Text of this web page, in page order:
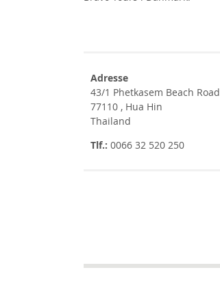
Adresse
43/1 Phetkasem Beach Road
77110 , Hua Hin
Thailand
Tlf.: 0066 32 520 250